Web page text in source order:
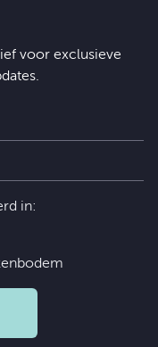
voor exclusieve
in: